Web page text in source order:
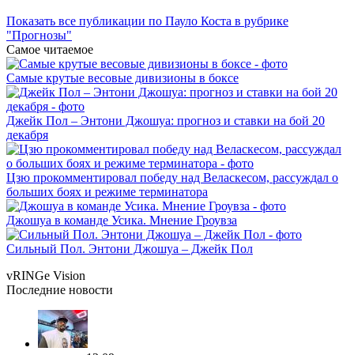
Показать все публикации по Пауло Коста в рубрике
"Прогнозы"
Самое читаемое
Самые крутые весовые дивизионы в боксе
Джейк Пол – Энтони Джошуа: прогноз и ставки на бой 20
декабря
Цзю прокомментировал победу над Веласкесом, рассуждал о
больших боях и режиме терминатора
Джошуа в команде Усика. Мнение Гроувза
Сильный Пол. Энтони Джошуа – Джейк Пол
vRINGe Vision
Последние новости